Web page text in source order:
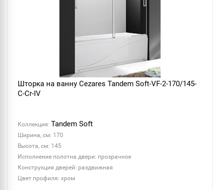
Шторка на ванну Cezares Tandem Soft-VF-2-170/145-
C-Cr-IV
Коллекция: Tandem Soft
Ширина, см: 170
Высота, см: 145
Исполнение полотна двери: прозрачное
Конструкция дверей: раздвижная
Цвет профиля: хром